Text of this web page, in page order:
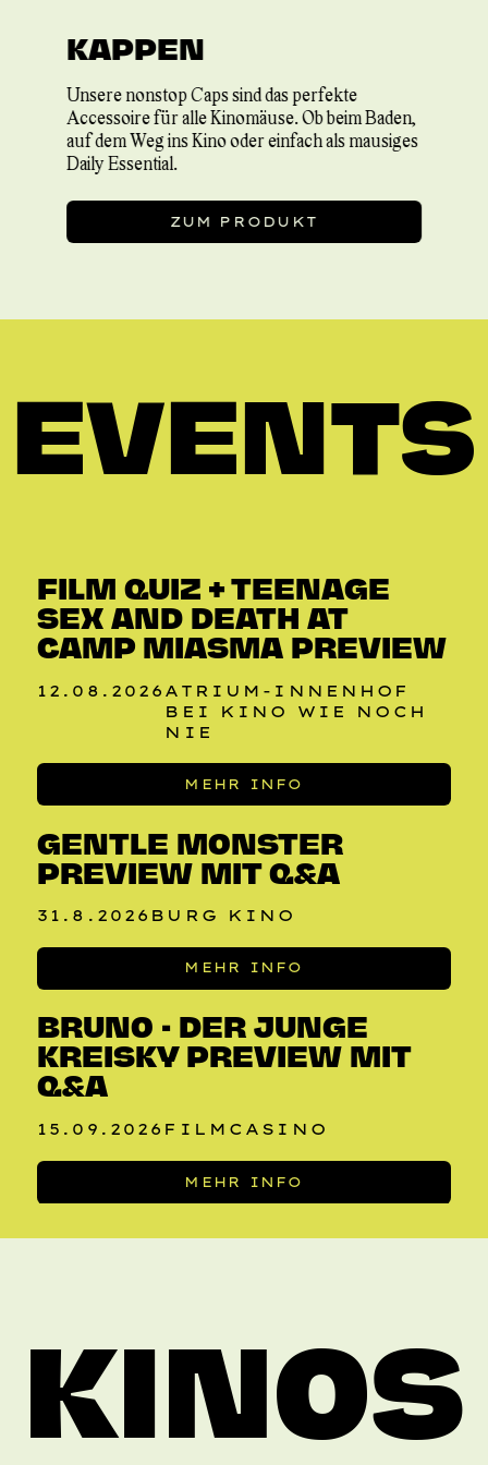
KAPPEN
Unsere nonstop Caps sind das perfekte
Accessoire für alle Kinomäuse. Ob beim Baden,
auf dem Weg ins Kino oder einfach als mausiges
Daily Essential.
ZUM PRODUKT
EVENTS
FILM QUIZ + TEENAGE
SEX AND DEATH AT
CAMP MIASMA PREVIEW
12.08.2026 ATRIUM-INNENHOF
BEI KINO WIE NOCH
NIE
MEHR INFONUR FÜR MITGLIEDER
GENTLE MONSTER
PREVIEW MIT Q&A
31.8.2026 BURG KINO
MEHR INFONUR FÜR MITGLIEDER
BRUNO - DER JUNGE
KREISKY PREVIEW MIT
Q&A
15.09.2026 FILMCASINO
MEHR INFO
KINOS